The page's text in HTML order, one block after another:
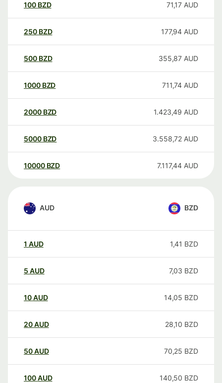
100 BZD 71,17 AUD
250 BZD 177,94 AUD
500 BZD 355,87 AUD
1000 BZD 711,74 AUD
2000 BZD 1.423,49 AUD
5000 BZD 3.558,72 AUD
10000 BZD 7.117,44 AUD
AUD BZD
1 AUD 1,41 BZD
5 AUD 7,03 BZD
10AUD 14,05 BZD
20AUD 28,10 BZD
50AUD 70,25 BZD
100AUD 140,50 BZD